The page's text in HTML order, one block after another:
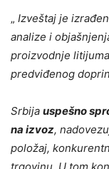
„ Izveštaj je
analize i
proizvodnje
predviđenog
Srbija uspešno
na izvoz,
položaj,